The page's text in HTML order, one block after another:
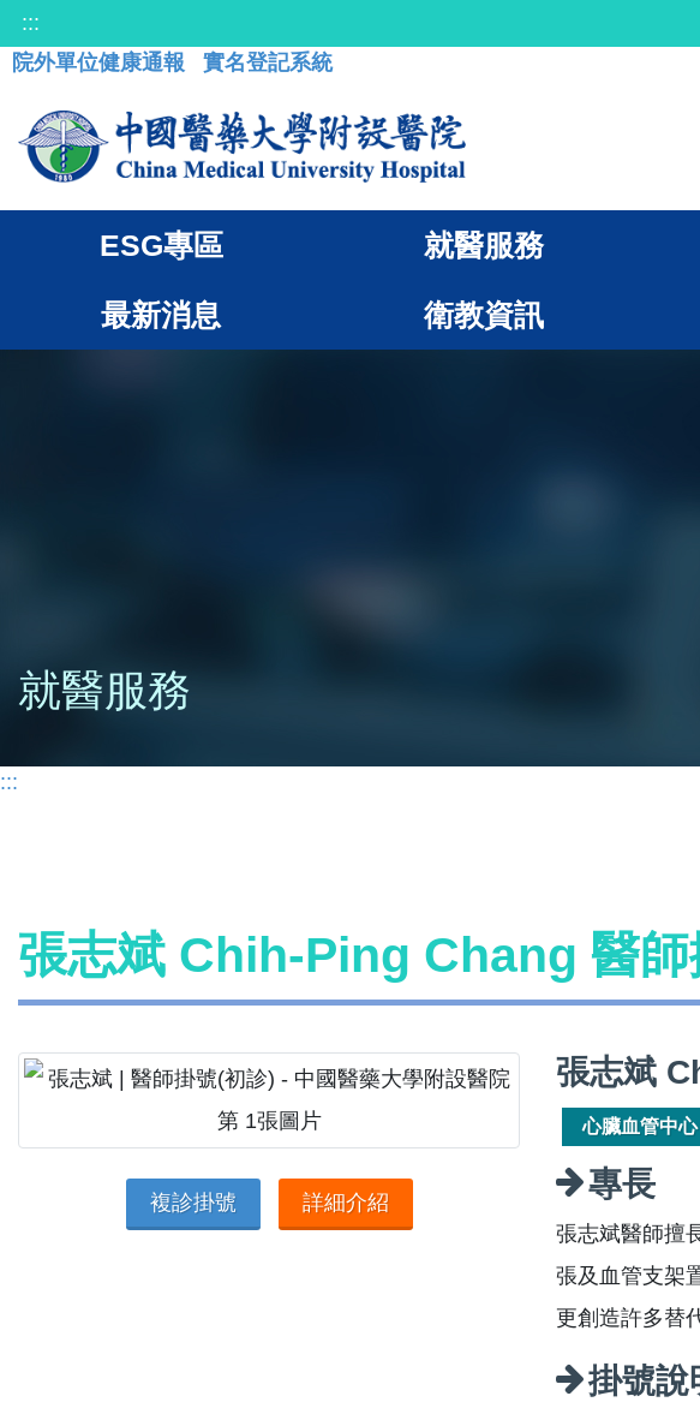
:::
院外單位健康通報
實名登記系統
ESG專區 就醫服務
最新消息 衛教資訊
就醫服務
:::
張志斌 Chih-Ping Chang 醫師
複診掛號 詳細介紹
張志斌
心臟血管中心
專長
張志斌醫師擅
張及血管支架
更創造許多替
掛號說